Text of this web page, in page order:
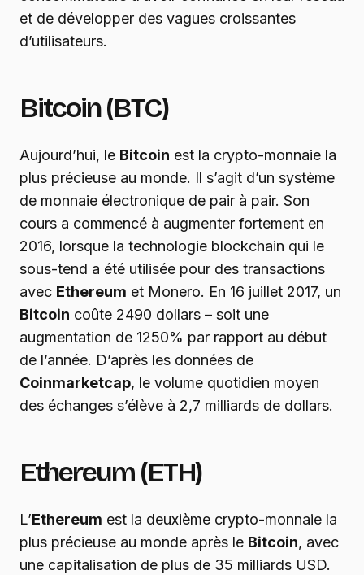
et de développer des vagues croissantes
d’utilisateurs.
Bitcoin (BTC)
Aujourd’hui, le Bitcoin est la crypto-monnaie la
plus précieuse au monde. Il s’agit d’un système
de monnaie électronique de pair à pair. Son
cours a commencé à augmenter fortement en
2016, lorsque la technologie blockchain qui le
sous-tend a été utilisée pour des transactions
avec Ethereum et Monero. En 16 juillet 2017, un
Bitcoin coûte 2490 dollars – soit une
augmentation de 1250% par rapport au début
de l’année. D’après les données de
Coinmarketcap, le volume quotidien moyen
des échanges s’élève à 2,7 milliards de dollars.
Ethereum (ETH)
L’Ethereum est la deuxième crypto-monnaie la
plus précieuse au monde après le Bitcoin, avec
une capitalisation de plus de 35 milliards USD.